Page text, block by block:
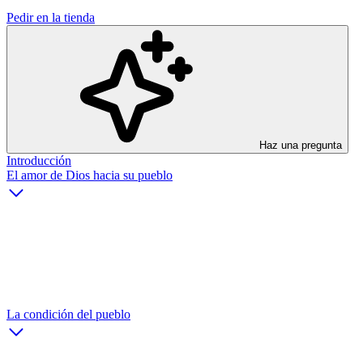
Pedir en la tienda
Haz una pregunta
Introducción
El amor de Dios hacia su pueblo
La condición del pueblo